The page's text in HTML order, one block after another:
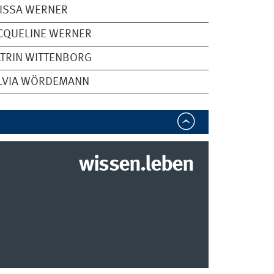
WERNER
WERNER
WITTENBORG
WÖRDEMANN
wissen.leben